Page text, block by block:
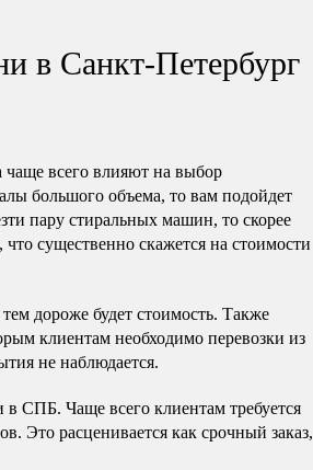
в Санкт-Петербург
чаще всего влияют на выбор
большого объема, то вам подойдет
пару стиральных машин, то скорее
существенно скажется на стоимости
дороже будет стоимость. Также
клиентам необходимо перевозки из
не наблюдается.
в СПБ. Чаще всего клиентам требуется
Это расценивается как срочный заказ,